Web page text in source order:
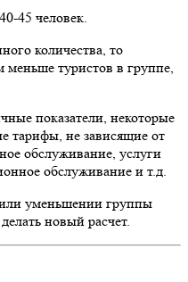
45 человек.
количества, то
меньше туристов в группе,
показатели, некоторые
тарифы, не зависящие от
обслуживание, услуги
обслуживание и т.д.
уменьшении группы
новый расчет.